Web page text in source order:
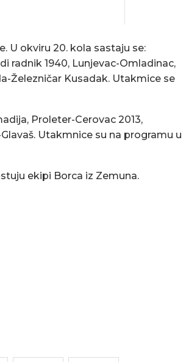
U okviru 20. kola sastaju se:
radnik 1940, Lunjevac-Omladinac,
Železničar Kusadak. Utakmice se
Proleter-Cerovac 2013,
Utakmnice su na programu u
ekipi Borca iz Zemuna.